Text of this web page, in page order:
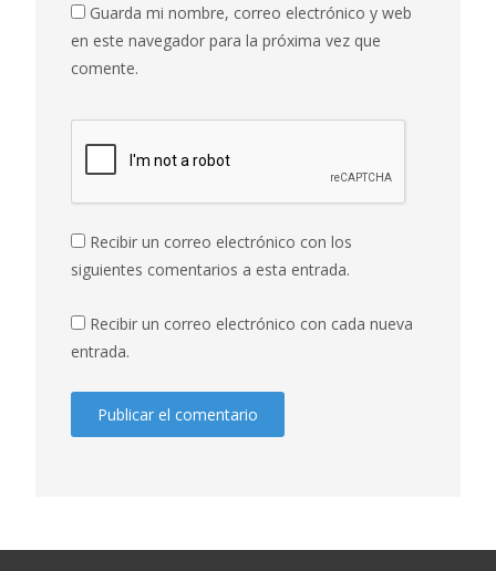
Guarda mi nombre, correo electrónico y web
en este navegador para la próxima vez que
comente.
Recibir un correo electrónico con los
siguientes comentarios a esta entrada.
Recibir un correo electrónico con cada nueva
entrada.